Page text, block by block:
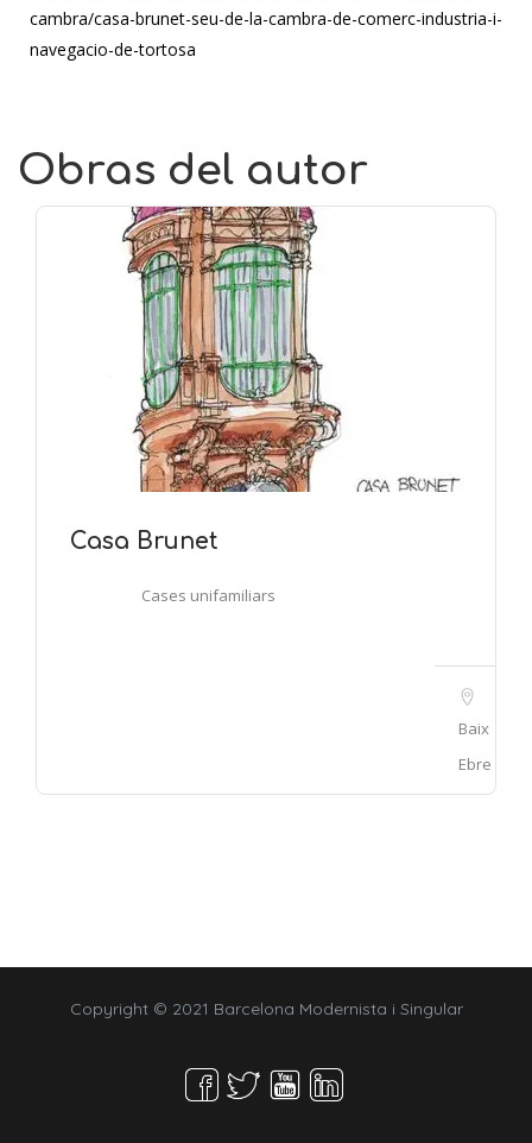
cambra/casa-brunet-seu-de-la-cambra-de-comerc-industria-i-
navegacio-de-tortosa
Obras del autor
Casa Brunet
Cases unifamiliars
Baix
Ebre
Copyright © 2021 Barcelona Modernista i Singular